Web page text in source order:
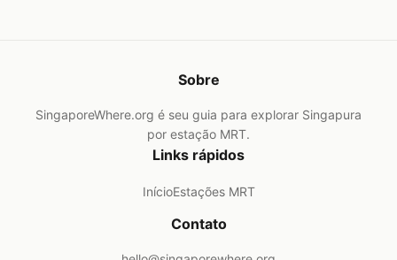
Sobre
SingaporeWhere.org é seu guia para explorar Singapura
por estação MRT.
Links rápidos
InícioEstações MRT
Contato